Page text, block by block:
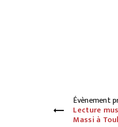
Évènement
Lecture
Massi à